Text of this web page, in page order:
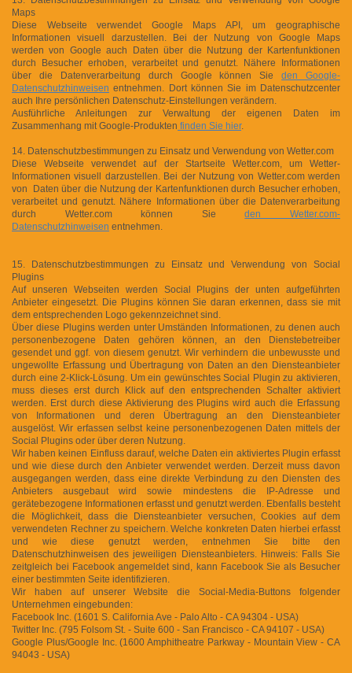
Maps
Diese Webseite verwendet Google Maps API, um geographische
Informationen visuell darzustellen. Bei der Nutzung von Google Maps
werden von Google auch Daten über die Nutzung der Kartenfunktionen
durch Besucher erhoben, verarbeitet und genutzt. Nähere Informationen
über die Datenverarbeitung durch Google können Sieden Google-
Datenschutzhinweisen entnehmen. Dort können Sie im Datenschutzcenter
auch Ihre persönlichen Datenschutz-Einstellungen verändern.
Ausführliche Anleitungen zur Verwaltung der eigenen Daten im
Zusammenhang mit Google-Produkten finden Sie hier.
14. Datenschutzbestimmungen zu Einsatz und Verwendung von Wetter.com
Diese Webseite verwendet auf der Startseite Wetter.com, um Wetter-
Informationen visuell darzustellen. Bei der Nutzung von Wetter.com werden
von Daten über die Nutzung der Kartenfunktionen durch Besucher erhoben,
verarbeitet und genutzt. Nähere Informationen über die Datenverarbeitung
durch Wetter.com können Sieden Wetter.com-
Datenschutzhinweisen entnehmen.
15. Datenschutzbestimmungen zu Einsatz und Verwendung von Social
Plugins
Auf unseren Webseiten werden Social Plugins der unten aufgeführten
Anbieter eingesetzt. Die Plugins können Sie daran erkennen, dass sie mit
dem entsprechenden Logo gekennzeichnet sind.
Über diese Plugins werden unter Umständen Informationen, zu denen auch
personenbezogene Daten gehören können, an den Dienstebetreiber
gesendet und ggf. von diesem genutzt. Wir verhindern die unbewusste und
ungewollte Erfassung und Übertragung von Daten an den Diensteanbieter
durch eine 2-Klick-Lösung. Um ein gewünschtes Social Plugin zu aktivieren,
muss dieses erst durch Klick auf den entsprechenden Schalter aktiviert
werden. Erst durch diese Aktivierung des Plugins wird auch die Erfassung
von Informationen und deren Übertragung an den Diensteanbieter
ausgelöst. Wir erfassen selbst keine personenbezogenen Daten mittels der
Social Plugins oder über deren Nutzung.
Wir haben keinen Einfluss darauf, welche Daten ein aktiviertes Plugin erfasst
und wie diese durch den Anbieter verwendet werden. Derzeit muss davon
ausgegangen werden, dass eine direkte Verbindung zu den Diensten des
Anbieters ausgebaut wird sowie mindestens die IP-Adresse und
gerätebezogene Informationen erfasst und genutzt werden. Ebenfalls besteht
die Möglichkeit, dass die Diensteanbieter versuchen, Cookies auf dem
verwendeten Rechner zu speichern. Welche konkreten Daten hierbei erfasst
und wie diese genutzt werden, entnehmen Sie bitte den
Datenschutzhinweisen des jeweiligen Diensteanbieters. Hinweis: Falls Sie
zeitgleich bei Facebook angemeldet sind, kann Facebook Sie als Besucher
einer bestimmten Seite identifizieren.
Wir haben auf unserer Website die Social-Media-Buttons folgender
Unternehmen eingebunden:
Facebook Inc. (1601 S. California Ave - Palo Alto - CA 94304 - USA)
Twitter Inc. (795 Folsom St. - Suite 600 - San Francisco - CA 94107 - USA)
Google Plus/Google Inc. (1600 Amphitheatre Parkway - Mountain View - CA
94043 - USA)